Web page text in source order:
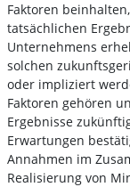
Faktoren
tatsächlichen
Unternehmens
solchen
oder impliziert
Faktoren gehören
Ergebnisse
Erwartungen
Annahmen im
Realisierung von